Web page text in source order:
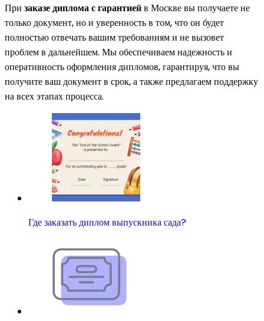
При заказе диплома с гарантиейв Москве вы получаете не
только документ, но и уверенность в том, что он будет
полностью отвечать вашим требованиям и не вызовет
проблем в дальнейшем. Мы обеспечиваем надежность и
оперативность оформления дипломов, гарантируя, что вы
получите ваш документ в срок, а также предлагаем поддержку
на всех этапах процесса.
Где заказать диплом выпускника сада?